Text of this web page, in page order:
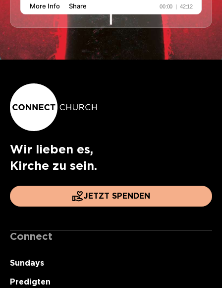
Wir lieben es,
Kirche zu sein.
JETZT SPENDEN
Connect
Sundays
Predigten